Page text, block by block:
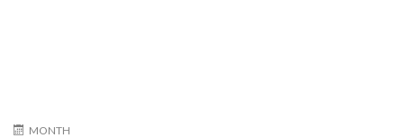
MONTH